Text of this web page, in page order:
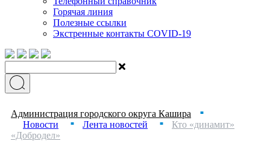
Горячая линия
Полезные ссылки
Экстренные контакты COVID-19
Администрация городского округа Кашира ■
Новости ■ Лента новостей ■
Кто «динамит»
«Добродел»